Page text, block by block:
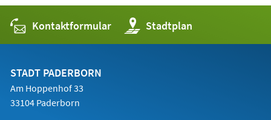
Kontaktformular Stadtplan
(Öffnet
in
einem
STADT PADERBORN
Am Hoppenhof 33
33104 Paderborn